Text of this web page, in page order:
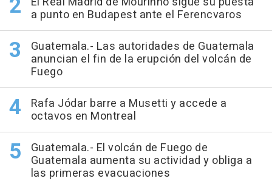
a punto en Budapest ante el Ferencvaros
Guatemala.- Las autoridades de Guatemala
anuncian el fin de la erupción del volcán de
Fuego
Rafa Jódar barre a Musetti y accede a
octavos en Montreal
Guatemala.- El volcán de Fuego de
Guatemala aumenta su actividad y obliga a
las primeras evacuaciones